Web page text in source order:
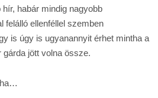
habár mindig nagyobb
felálló ellenféllel szemben
is úgy is ugyanannyit érhet mintha a
gárda jött volna össze.